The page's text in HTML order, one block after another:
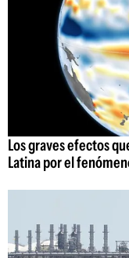
Los graves efectos
Latina por el